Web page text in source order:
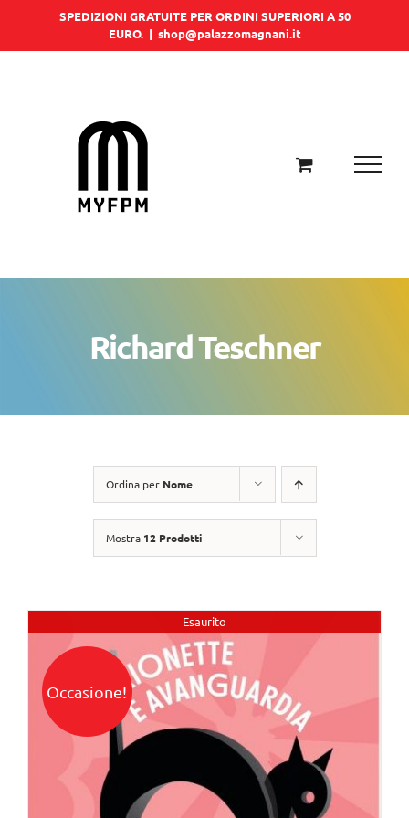
SPEDIZIONI GRATUITE PER ORDINI SUPERIORI A 50
EURO. | shop@palazzomagnani.it
Richard Teschner
Ordina per Nome
Mostra 12 Prodotti
Esaurito
Occasione!